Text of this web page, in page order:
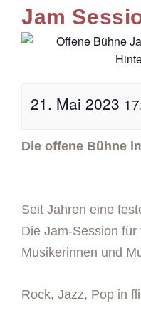
Jam
21. Mai 2023
Die offene Bühne
Seit Jahren eine
Die Jam-Session
Musikerinnen und
Rock, Jazz, Pop in